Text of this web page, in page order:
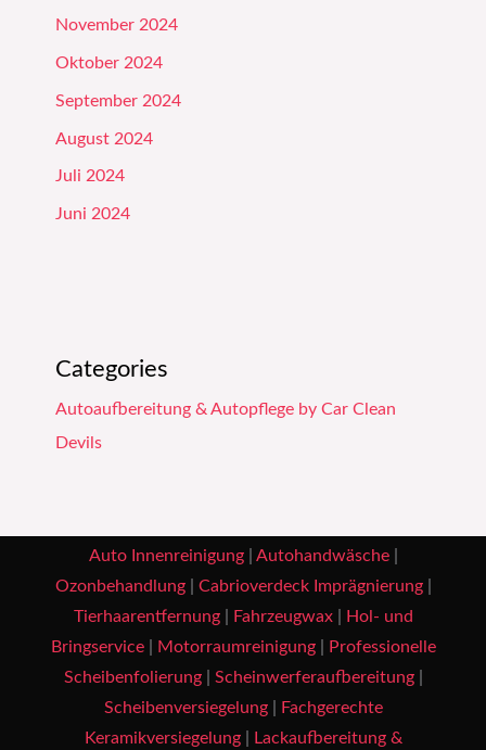
November 2024
Oktober 2024
September 2024
August 2024
Juli 2024
Juni 2024
Categories
Autoaufbereitung & Autopflege by Car Clean
Devils
Auto Innenreinigung| Autohandwäsche|
Ozonbehandlung| Cabrioverdeck Imprägnierung|
Tierhaarentfernung| Fahrzeugwax|
Hol- und
Bringservice| Motorraumreinigung|
Professionelle
Scheibenfolierung| Scheinwerferaufbereitung|
Scheibenversiegelung|
Fachgerechte
Keramikversiegelung| Lackaufbereitung &